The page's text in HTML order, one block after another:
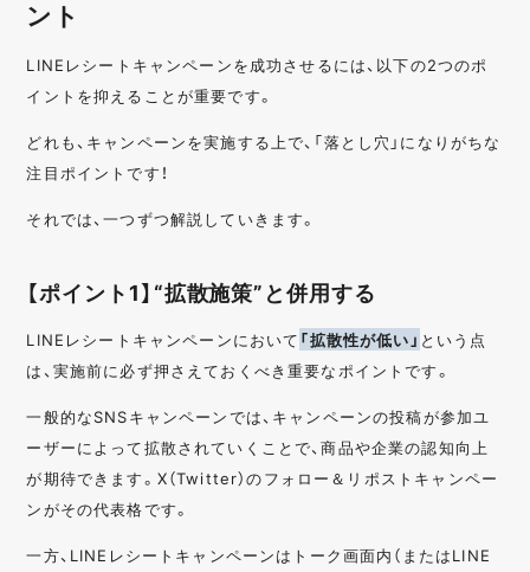
ント
LINEレシートキャンペーンを成功させるには、以下の2つのポ
イントを抑えることが重要です。
どれも、キャンペーンを実施する上で、「落とし穴」になりがちな
注目ポイントです！
それでは、一つずつ解説していきます。
【ポイント1】“拡散施策”と併用する
LINEレシートキャンペーンにおいて 「拡散性が低い」 という点
は、実施前に必ず押さえておくべき重要なポイントです。
一般的なSNSキャンペーンでは、キャンペーンの投稿が参加ユ
ーザーによって拡散されていくことで、商品や企業の認知向上
が期待できます。X（Twitter）のフォロー＆リポストキャンペー
ンがその代表格です。
一方、LINEレシートキャンペーンはトーク画面内（またはLINE